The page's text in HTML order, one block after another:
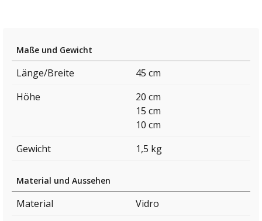
Maße und Gewicht
Länge/Breite
45 cm
Höhe
20 cm
15 cm
10 cm
Gewicht
1,5 kg
Material und Aussehen
Material
Vidro